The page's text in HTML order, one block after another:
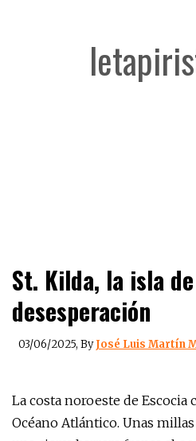
St. Kilda, la isla
desesperación
03/06/2025, ByJosé Luis Martín
La costa noroeste de Escocia
Océano Atlántico. Unas